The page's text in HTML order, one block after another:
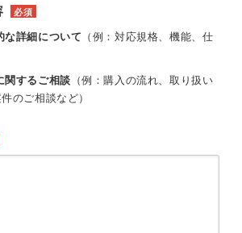
必須
な詳細について （例：対応規格、機能、仕
関するご相談 （例：購入の流れ、取り扱い
のご相談など）